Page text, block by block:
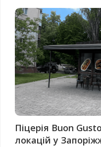
Піцерія Buon
локацій у